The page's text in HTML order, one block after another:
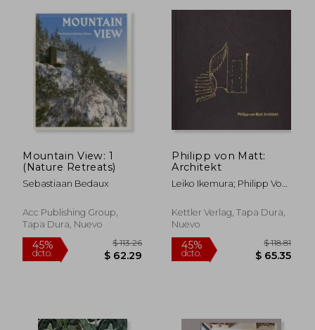
$
Mountain View: 1
(Nature Retreats)
Sebastiaan Bedaux
Acc Publishing Group,
Tapa Dura, Nuevo
Philipp von Matt:
Architekt
Leiko Ikemura; Philipp Von
Kettler Verlag, Tapa Dura,
Nuevo